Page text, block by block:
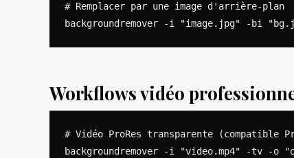
# Remplacer par une image d'arrière-plan
Workflows vidéo
# Vidéo ProRes transparente (compatible
backgroundremover -i "video.mp4" -tv -o